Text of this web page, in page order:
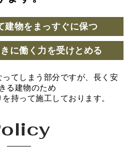
建物をまっすぐに保つ
に働く力を受けとめる
てしまう部分ですが、長く安
る建物のため
持って施工しております。